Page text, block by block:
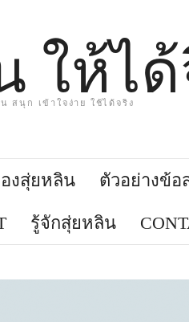
ให้ไ
สนุก เข้าใจง่าย ใช้ได้จริง
งสุ่ยหลิน ตัวอย่างข้อ
รู้จักสุ่ยหลิน